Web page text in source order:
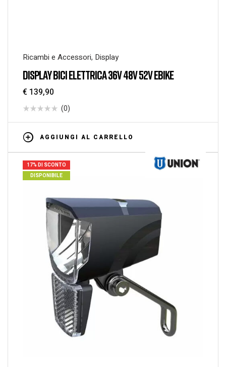
Ricambi e Accessori, Display
DISPLAY BICI ELETTRICA 36V 48V 52V EBIKE
€ 139,90
(0)
AGGIUNGI AL CARRELLO
17% DI SCONTO
DISPONIBILE